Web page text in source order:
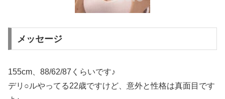
メッセージ
155cm、88/62/87くらいです♪
デリ○ルやってる22歳ですけど、意外と性格は真面目です